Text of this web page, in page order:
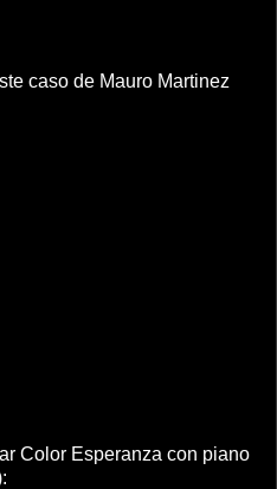
caso de Mauro Martinez
Color Esperanza con piano